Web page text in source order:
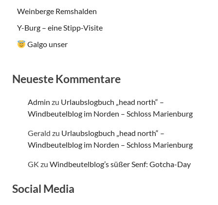
Weinberge Remshalden
Y-Burg – eine Stipp-Visite
Galgo unser
Neueste Kommentare
Admin zu Urlaubslogbuch „head north“ –
Windbeutelblog im Norden – Schloss Marienburg
Gerald zu Urlaubslogbuch „head north“ –
Windbeutelblog im Norden – Schloss Marienburg
GK zu Windbeutelblog’s süßer Senf: Gotcha-Day
Social Media